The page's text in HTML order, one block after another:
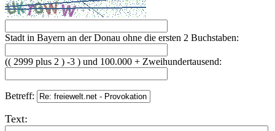
Stadt in Bayern an der Donau ohne die ersten 2 Buchstaben:
(( 2999 plus 2 ) -3 ) und 100.000 + Zweihundertausend:
Betreff:
Text: